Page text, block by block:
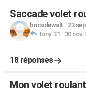
Saccade volet
bricodewalt - 23
tony-31 - 30 nov.
18 réponses
Mon volet